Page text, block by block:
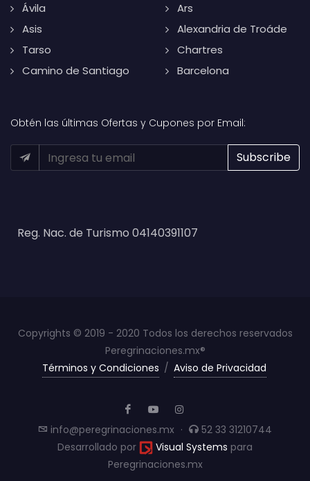
Ávila
Asis
Tarso
Camino de Santiago
Ars
Alexandria de Troáde
Chartres
Barcelona
Obtén las últimas Ofertas y Cupones por Email:
Reg. Nac. de Turismo 04140391107
Copyrights © 2019 - 2020 Todos los derechos reservados
Peregrinaciones.mx®
Términos y Condiciones / Aviso de Privacidad
info@peregrinaciones.mx ·
52 33 31210744
Desarrollado por
Visual Systems para
Peregrinaciones.mx